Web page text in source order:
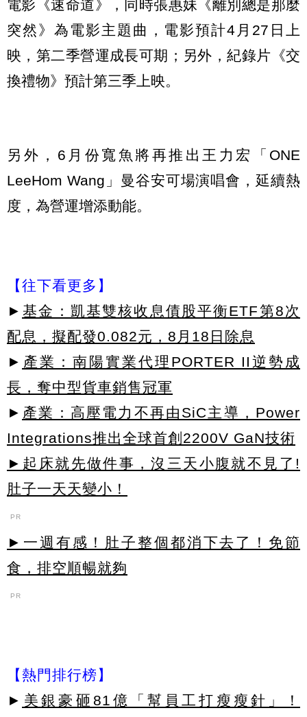
電影《速命道》，同時張惠妹《離別總是那麼
突然》為電影主題曲，電影預計4月27日上
映，第二季營運成長可期；另外，紀錄片《交
換禮物》預計第三季上映。
另外，6月份寬魚將再推出王力宏「ONE
LeeHom Wang」曼谷安可場演唱會，延續熱
度，為營運增添動能。
【往下看更多】
► 基金：凱基雙核收息債股平衡ETF第8次
配息，擬配發0.082元，8月18日除息
► 產業：南陽實業代理PORTER II逆勢成
長，奪中型貨車銷售冠軍
► 產業：高壓電力不再由SiC主導，Power
Integrations推出全球首創2200V GaN技術
►起床就先做件事，沒三天小腹就不見了!
肚子一天天變小！
PR
►一週有感！肚子整個都消下去了！免節
食，排空順暢就夠
PR
【熱門排行榜】
► 美銀豪砸81億「幫員工打瘦瘦針」！